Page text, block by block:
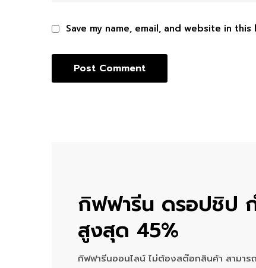
Save my name, email, and website in
กิฟฟารีน ดรอปชิป ก
สูงสุด 45%
กิฟฟารีนออนไลน์ ไม่ต้องสต๊อกสินค้า สามาร